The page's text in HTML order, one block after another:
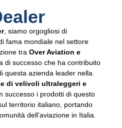
, siamo orgogliosi di
fama mondiale nel settore
tra Over Aviation e
di successo che ha contribuito
questa azienda leader nella
di velivoli ultraleggeri e
successo i prodotti di questo
territorio italiano, portando
dell’aviazione in Italia.